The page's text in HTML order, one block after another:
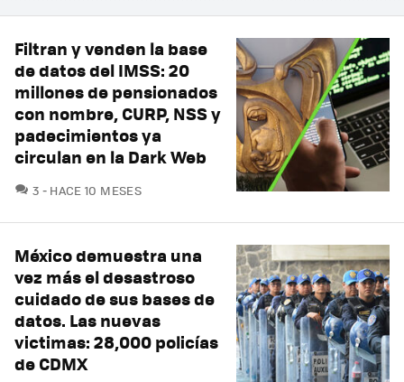
Filtran y venden la base
de datos del IMSS: 20
millones de pensionados
con nombre, CURP, NSS y
padecimientos ya
circulan en la Dark Web
3 COMENTARIOS
HACE 10 MESES
México demuestra una
vez más el desastroso
cuidado de sus bases de
datos. Las nuevas
victimas: 28,000 policías
de CDMX